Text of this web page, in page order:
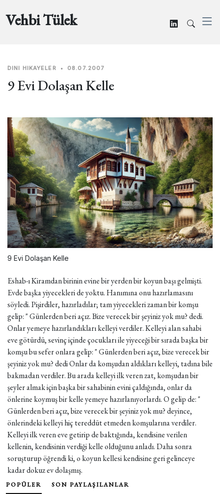
Vehbi Tülek
DINI HIKAYELER • 08.07.2007
9 Evi Dolaşan Kelle
9 Evi Dolaşan Kelle
Eshab-ı Kiramdan birinin evine bir yerden bir koyun başı gelmişti.
Evde başka yiyecekleri de yoktu. Hanımına onu hazırlamasını
söyledi. Pişirdiler, hazırladılar; tam yiyecekleri zaman bir komşu
gelip: " Günlerden beri açız. Bize verecek bir şeyiniz yok mu? dedi.
Onlar yemeye hazırlandıkları kelleyi verdiler. Kelleyi alan sahabi
eve götürdü, sevinç içinde çocukları ile yiyeceği bir sırada başka bir
komşu bu sefer onlara gelip: " Günlerden beri açız, bize verecek bir
şeyiniz yok mu? dedi Onlar da komşudan aldıkları kelleyi, tadına bile
bakmadan verdiler. Bu arada kelleyi ilk veren zat, komşudan bir
şeyler almak için başka bir sahabinin evini çaldığında, onlar da
önlerine koymuş bir kelle yemeye hazırlanıyorlardı. O gelip de: "
Günlerden beri açız, bize verecek bir şeyiniz yok mu? deyince,
önlerindeki kelleyi hiç tereddüt etmeden komşularına verdiler.
Kelleyi ilk veren eve getirip de baktığında, kendisine verilen
kellenin, kendisinin verdiği kelle olduğunu anladı. Daha sonra
soruşturup öğrendi ki, o koyun kellesi kendisine geri gelinceye
kadar dokuz ev dolaşmış.
POPÜLER SON PAYLAŞILANLAR